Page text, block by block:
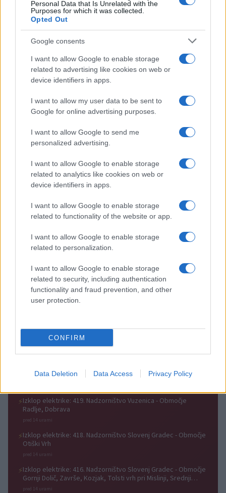
Personal Data that Is Unrelated with the
Purposes for which it was collected.
Opted Out
Google consents
I want to allow Google to enable storage
related to advertising like cookies on web or
device identifiers in apps.
I want to allow my user data to be sent to
Google for online advertising purposes.
I want to allow Google to send me
personalized advertising.
I want to allow Google to enable storage
related to analytics like cookies on web or
device identifiers in apps.
I want to allow Google to enable storage
related to functionality of the website or app.
I want to allow Google to enable storage
related to personalization.
I want to allow Google to enable storage
related to security, including authentication
functionality and fraud prevention, and other
user protection.
CONFIRM
Data Deletion Data Access Privacy Policy
rasističnimi, diskriminatornimi ali nezakonitimi vsebinami bodo
odstranjeni. Pravila komentiranja →
Failed to fetch
Kategorije: Novice
Več iz kategorije Novice
nepredvidljivih dogodkov do
115.000 evrov sredstev
vrača Dežela škratov
Ob povečanem številu
obveščanju policije
Obvestila
Anton na Pohorju in Zg. Sv. Vid
⚡Izklop elektrike: 419. Nadzorništvo Vuzenica - Območje
Radlje, Dobrava
pred 14 urami
⚡Izklop elektrike: 418. Nadzorništvo Slovenj Gradec - Območje
Otiški Vrh
pred 14 urami
⚡Izklop elektrike: 416. Nadzorništvo Slovenj Gradec - Območje
Gornji Dolič, Završe, Kozjak, Tolsti vrh pri Mislinji, Srednji
Dolič, Paka
pred 14 urami